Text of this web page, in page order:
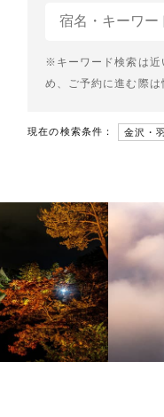
※キーワード検索は近
め、ご予約に進む際は
現在の検索条件： 金沢・